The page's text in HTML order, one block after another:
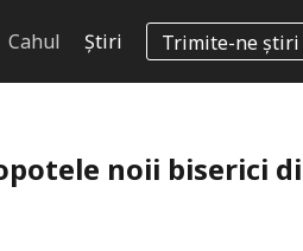
Cahul Știri Trimite-ne știri
noii biserici